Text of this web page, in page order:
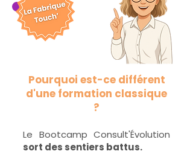
Pourquoi est-ce différent
d'une formation classique
?
Le Bootcamp Consult'Évolution
sort des sentiers battus.